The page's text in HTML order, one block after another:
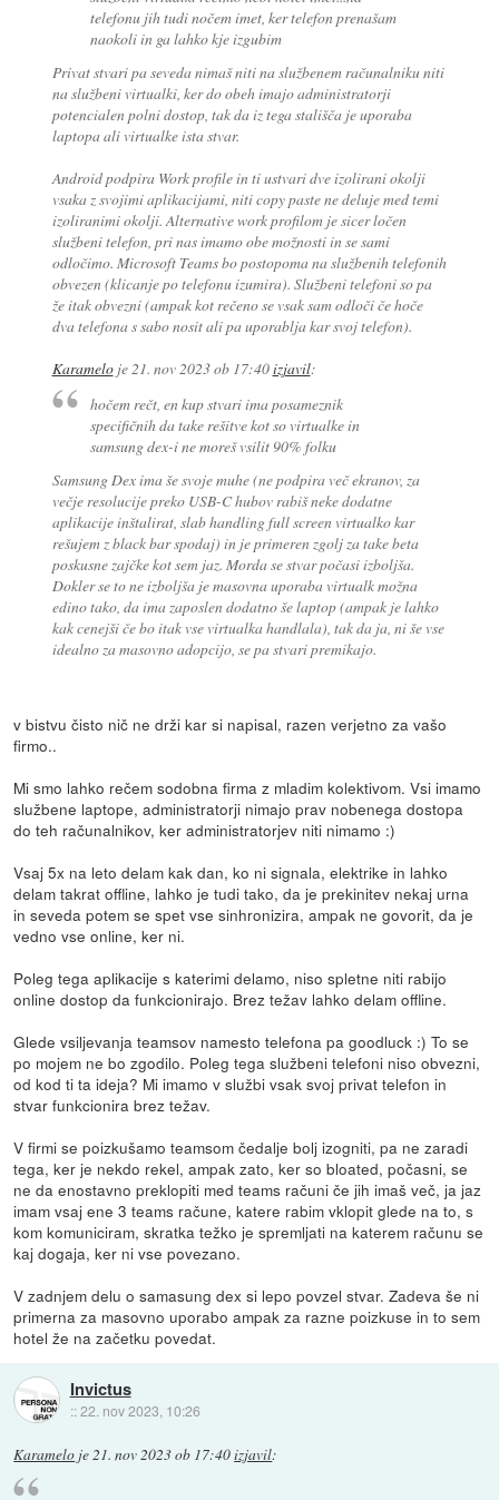
telefonu jih tudi nočem imet, ker telefon prenašam
naokoli in ga lahko kje izgubim
Privat stvari pa seveda nimaš niti na službenem računalniku niti
na službeni virtualki, ker do obeh imajo administratorji
potencialen polni dostop, tak da iz tega stališča je uporaba
laptopa ali virtualke ista stvar.
Android podpira Work profile in ti ustvari dve izolirani okolji
vsaka z svojimi aplikacijami, niti copy paste ne deluje med temi
izoliranimi okolji. Alternative work profilom je sicer ločen
službeni telefon, pri nas imamo obe možnosti in se sami
odločimo. Microsoft Teams bo postopoma na službenih telefonih
obvezen (klicanje po telefonu izumira). Službeni telefoni so pa
že itak obvezni (ampak kot rečeno se vsak sam odloči če hoče
dva telefona s sabo nosit ali pa uporablja kar svoj telefon).
Karameloje 21. nov 2023 ob 17:40izjavil:
hočem rečt, en kup stvari ima posameznik
specifičnih da take rešitve kot so virtualke in
samsung dex-i ne moreš vsilit 90% folku
Samsung Dex ima še svoje muhe (ne podpira več ekranov, za
večje resolucije preko USB-C hubov rabiš neke dodatne
aplikacije inštalirat, slab handling full screen virtualko kar
rešujem z black bar spodaj) in je primeren zgolj za take beta
poskusne zajčke kot sem jaz. Morda se stvar počasi izboljša.
Dokler se to ne izboljša je masovna uporaba virtualk možna
edino tako, da ima zaposlen dodatno še laptop (ampak je lahko
kak cenejši če bo itak vse virtualka handlala), tak da ja, ni še vse
idealno za masovno adopcijo, se pa stvari premikajo.
v bistvu čisto nič ne drži kar si napisal, razen verjetno za vašo
firmo..
Mi smo lahko rečem sodobna firma z mladim kolektivom. Vsi imamo
službene laptope, administratorji nimajo prav nobenega dostopa
do teh računalnikov, ker administratorjev niti nimamo :)
Vsaj 5x na leto delam kak dan, ko ni signala, elektrike in lahko
delam takrat offline, lahko je tudi tako, da je prekinitev nekaj urna
in seveda potem se spet vse sinhronizira, ampak ne govorit, da je
vedno vse online, ker ni.
Poleg tega aplikacije s katerimi delamo, niso spletne niti rabijo
online dostop da funkcionirajo. Brez težav lahko delam offline.
Glede vsiljevanja teamsov namesto telefona pa goodluck :) To se
po mojem ne bo zgodilo. Poleg tega službeni telefoni niso obvezni,
od kod ti ta ideja? Mi imamo v službi vsak svoj privat telefon in
stvar funkcionira brez težav.
V firmi se poizkušamo teamsom čedalje bolj izogniti, pa ne zaradi
tega, ker je nekdo rekel, ampak zato, ker so bloated, počasni, se
ne da enostavno preklopiti med teams računi če jih imaš več, ja jaz
imam vsaj ene 3 teams račune, katere rabim vklopit glede na to, s
kom komuniciram, skratka težko je spremljati na katerem računu se
kaj dogaja, ker ni vse povezano.
V zadnjem delu o samasung dex si lepo povzel stvar. Zadeva še ni
primerna za masovno uporabo ampak za razne poizkuse in to sem
hotel že na začetku povedat.
Invictus
::22. nov 2023, 10:26
Karamelo je21. nov 2023 ob 17:40izjavil: